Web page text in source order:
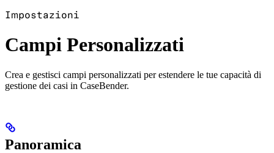
Impostazioni
Campi Personalizzati
Crea e gestisci campi personalizzati per estendere le tue capacità di
gestione dei casi in CaseBender.
Panoramica